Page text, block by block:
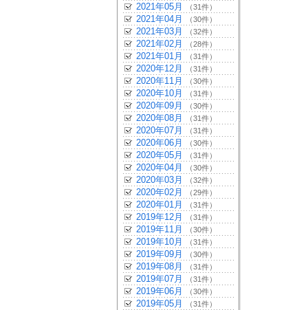
2021年05月 （31件）
2021年04月 （30件）
2021年03月 （32件）
2021年02月 （28件）
2021年01月 （31件）
2020年12月 （31件）
2020年11月 （30件）
2020年10月 （31件）
2020年09月 （30件）
2020年08月 （31件）
2020年07月 （31件）
2020年06月 （30件）
2020年05月 （31件）
2020年04月 （30件）
2020年03月 （32件）
2020年02月 （29件）
2020年01月 （31件）
2019年12月 （31件）
2019年11月 （30件）
2019年10月 （31件）
2019年09月 （30件）
2019年08月 （31件）
2019年07月 （31件）
2019年06月 （30件）
2019年05月 （31件）